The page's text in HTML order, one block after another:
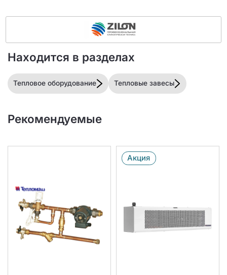
Находится в разделах
Тепловое оборудование Тепловые завесы
Рекомендуемые
Акция